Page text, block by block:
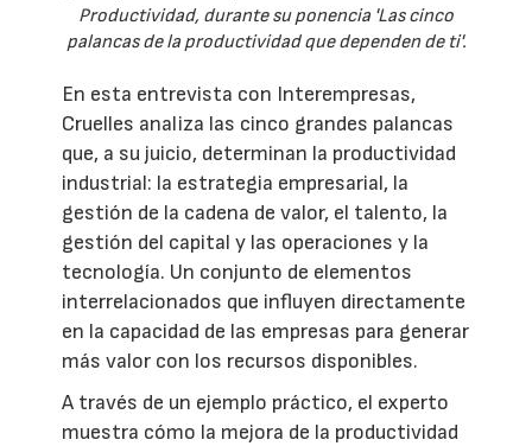
Productividad, durante su ponencia 'Las cinco
palancas de la productividad que dependen de ti'.
En esta entrevista con Interempresas,
Cruelles analiza las cinco grandes palancas
que, a su juicio, determinan la productividad
industrial: la estrategia empresarial, la
gestión de la cadena de valor, el talento, la
gestión del capital y las operaciones y la
tecnología. Un conjunto de elementos
interrelacionados que influyen directamente
en la capacidad de las empresas para generar
más valor con los recursos disponibles.
A través de un ejemplo práctico, el experto
muestra cómo la mejora de la productividad